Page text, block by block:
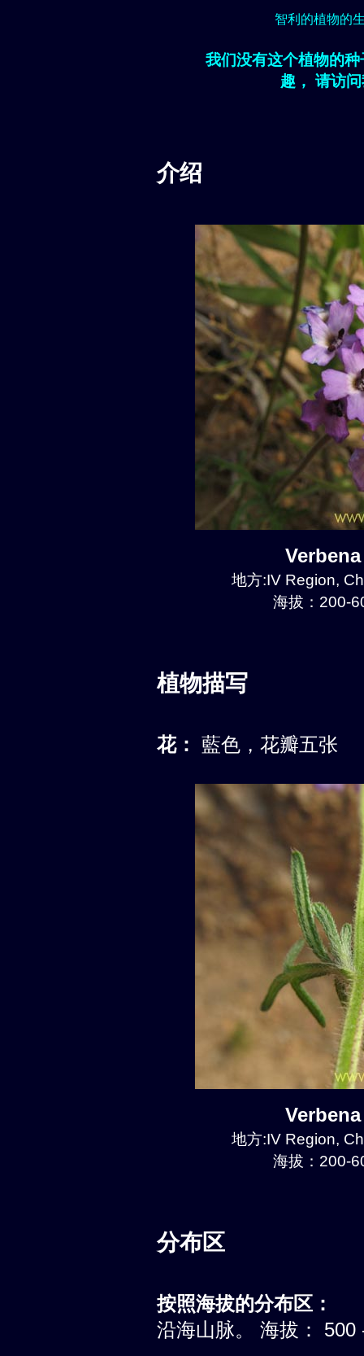
智利的植物的
我们没有这个植物的
趣， 请访
介绍
地方:IV Region,
海拔：200-
植物描写
花： 藍色，花瓣五张
地方:IV Region,
海拔：200-
分布区
按照海拔的分布区：
沿海山脉。 海拔： 500